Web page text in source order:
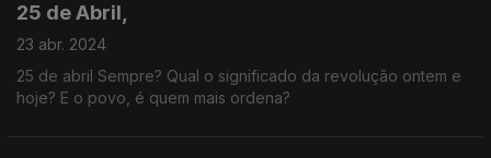
25 de Abril,
23 abr. 2024
25 de abril Sempre? Qual o significado da revolução ontem e
hoje? E o povo, é quem mais ordena?